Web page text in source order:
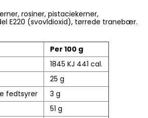
rosiner, pistaciekerner,
E220 (svovldioxid), tørrede tranebær.
Per 100 g
1845 KJ 441 cal.
25 g
fedtsyrer
3 g
51 g